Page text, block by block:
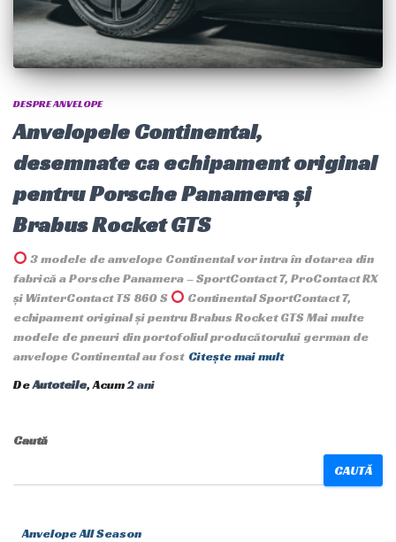
DESPRE ANVELOPE
Anvelopele Continental,
desemnate ca echipament original
pentru Porsche Panamera și
Brabus Rocket GTS
3 modele de anvelope Continental vor intra în dotarea din
fabrică a Porsche Panamera – SportContact 7, ProContact RX
și WinterContact TS 860 S
Continental SportContact 7,
echipament original și pentru Brabus Rocket GTS Mai multe
modele de pneuri din portofoliul producătorului german de
anvelope Continental au fost Citește mai mult
DeAutoteile, Acum2 ani
Caută
CAUTĂ
Anvelope All Season